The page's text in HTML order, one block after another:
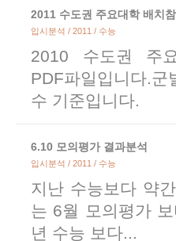
2011 수도권 주요대학 배치
입시분석 / 2011 / 수능
2010 수도권 주
PDF파일입니다.
수 기준입니다.
6.10 모의평가 결과분석
입시분석 / 2011 / 수능
지난 수능보다 약
는 6월 모의평가
년 수능 보다...